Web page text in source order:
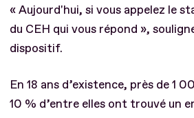
« Aujourd'hui, si vous appelez le
du CEH qui vous répond »,
dispositif.
En 18 ans d’existence, près de 1
10 % d’entre elles ont trouvé un